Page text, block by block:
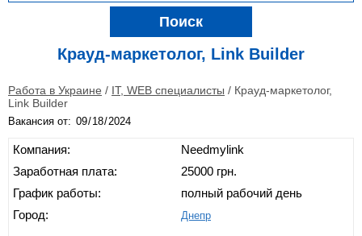
Поиск
Крауд-маркетолог, Link Builder
Работа в Украине / IT, WEB специалисты / Крауд-маркетолог,
Link Builder
Вакансия от:
Компания:
Заработная плата:
График работы:
Город:
Needmylink
25000 грн.
полный рабочий день
Днепр